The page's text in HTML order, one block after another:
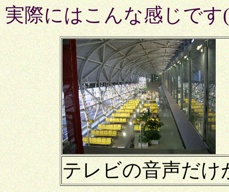
実際にはこんな感じです
テレビの音声だけ